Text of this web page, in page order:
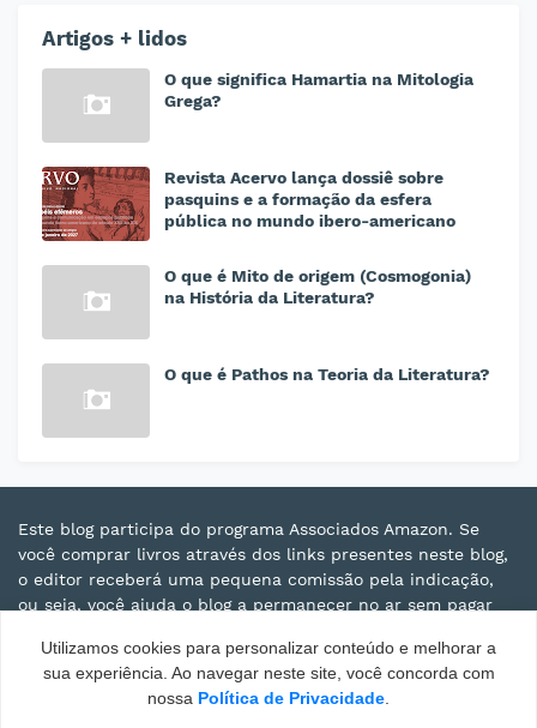
Artigos + lidos
O que significa Hamartia na Mitologia
Grega?
Revista Acervo lança dossiê sobre
pasquins e a formação da esfera
pública no mundo ibero-americano
O que é Mito de origem (Cosmogonia)
na História da Literatura?
O que é Pathos na Teoria da Literatura?
Este blog participa do programa Associados Amazon. Se
você comprar livros através dos links presentes neste blog,
o editor receberá uma pequena comissão pela indicação,
ou seja, você ajuda o blog a permanecer no ar sem pagar
Utilizamos cookies para personalizar conteúdo e melhorar a
sua experiência. Ao navegar neste site, você concorda com
nossa Política de Privacidade